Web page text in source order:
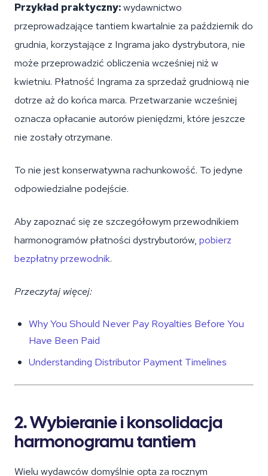
Przykład praktyczny:wydawnictwo
przeprowadzające tantiem kwartalnie za październik do
grudnia, korzystające z Ingrama jako dystrybutora, nie
może przeprowadzić obliczenia wcześniej niż w
kwietniu. Płatność Ingrama za sprzedaż grudniową nie
dotrze aż do końca marca. Przetwarzanie wcześniej
oznacza opłacanie autorów pieniędzmi, które jeszcze
nie zostały otrzymane.
To nie jest konserwatywna rachunkowość. To jedyne
odpowiedzialne podejście.
Aby zapoznać się ze szczegółowym przewodnikiem
harmonogramów płatności dystrybutorów, pobierz
bezpłatny przewodnik.
Przeczytaj więcej:
Why You Should Never Pay Royalties Before You
Have Been Paid
Understanding Distributor Payment Timelines
2. Wybieranie i konsolidacja
harmonogramu tantiem
Wielu wydawców domyślnie opta za rocznym